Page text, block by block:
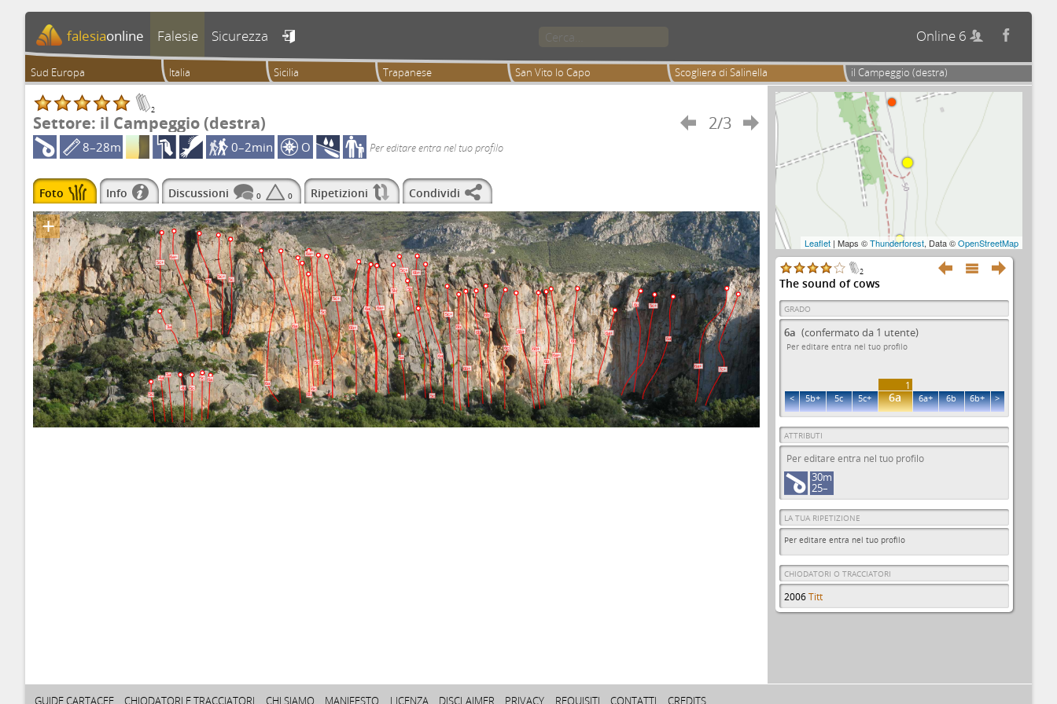
falesiaonline Falesie Sicurezza  Online 6 
Sud Europa Italia Sicilia Trapanese San Vito lo Capo Scogliera di Salinella il Campeggio (destra)
2
Settore: il Campeggio (destra)  2/3

8–28m
0–2min O Per editare entra nel tuo profilo
Foto Info Discussioni 0 0 Ripetizioni Condividi
+
5c
4a
3a
4b 5c
5c 6a
5c+
3a
6a+
6b
5c+
5c
6a
6a
6b
6c
5c
6a+
5c
5c+
6b+
6a 6a+
5a
5b 5b
5c+
5c
6b+
6a
5c+
6b
6b+
6b
6b
6c
6b+
6b+
6b
6a+
6b
6a+
5c+
6c
6a
6a+
7c+
Leaflet | Maps ©Thunderforest, Data ©OpenStreetMap
  
2
The sound of cows
GRADO
6a (confermato da 1 utente)
Per editare entra nel tuo profilo
1
< 5b+ 5c 5c+ 6a 6a+ 6b 6b+ >
ATTRIBUTI
Per editare entra nel tuo profilo
30m
25–
LA TUA RIPETIZIONE
Per editare entra nel tuo profilo
CHIODATORI O TRACCIATORI
2006Titt
GUIDE CARTACEE CHIODATORI E TRACCIATORI CHI SIAMO MANIFESTO LICENZA DISCLAIMER PRIVACY REQUISITI CONTATTI CREDITS